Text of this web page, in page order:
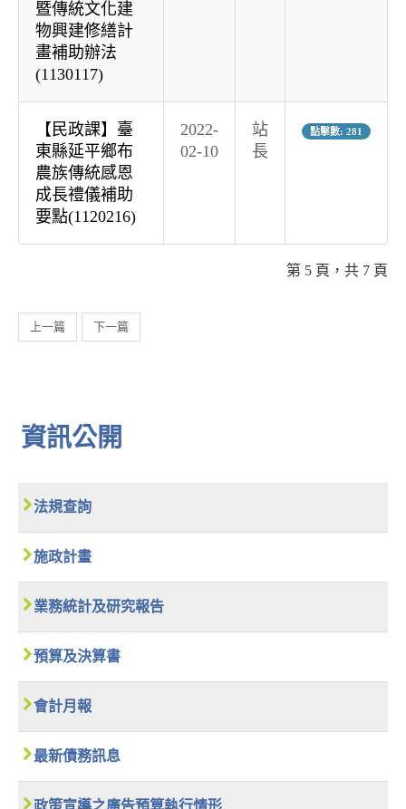
暨傳統文化建
物興建修繕計
畫補助辦法
(1130117)
【民政課】臺
東縣延平鄉布
農族傳統感恩
成長禮儀補助
要點(1120216)
2022-
02-10
站
長
點擊數: 281
第 5 頁，共 7 頁
上一篇 下一篇
資訊公開
法規查詢
施政計畫
業務統計及研究報告
預算及決算書
會計月報
最新債務訊息
政策宣導之廣告預算執行情形